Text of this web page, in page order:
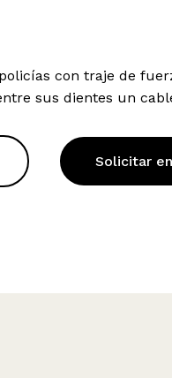
con traje de
sus dientes un
Solicitar